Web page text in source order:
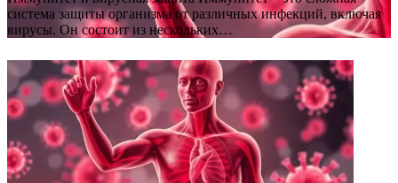
система защиты организма от различных инфекций, включая
вирусы. Он состоит из нескольких…